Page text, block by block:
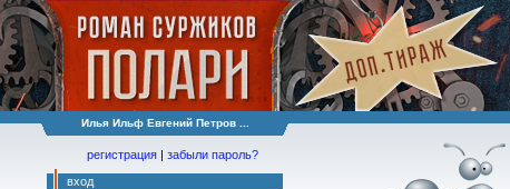
Илья Ильф Евгений Петров ...
регистрация | забыли пароль?
вход